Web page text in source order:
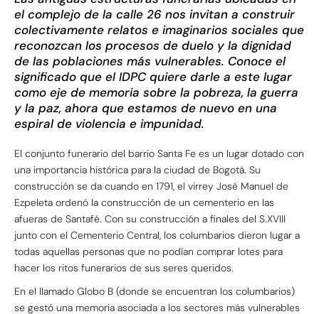
el complejo de la calle 26 nos invitan a construir
colectivamente relatos e imaginarios sociales que
reconozcan los procesos de duelo y la dignidad
de las poblaciones más vulnerables. Conoce el
significado que el IDPC quiere darle a este lugar
como eje de memoria sobre la pobreza, la guerra
y la paz, ahora que estamos de nuevo en una
espiral de violencia e impunidad.
El conjunto funerario del barrio Santa Fe es un lugar dotado con
una importancia histórica para la ciudad de Bogotá. Su
construcción se da cuando en 1791, el virrey José Manuel de
Ezpeleta ordenó la construcción de un cementerio en las
afueras de Santafé. Con su construcción a finales del S.XVIII
junto con el Cementerio Central, los columbarios dieron lugar a
todas aquellas personas que no podían comprar lotes para
hacer los ritos funerarios de sus seres queridos.
En el llamado Globo B (donde se encuentran los columbarios)
se gestó una memoria asociada a los sectores más vulnerables